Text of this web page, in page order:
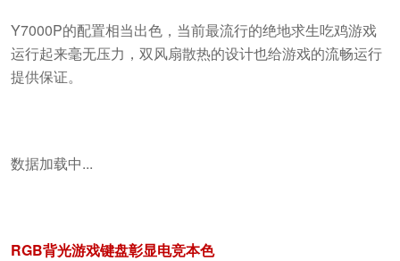
Y7000P的配置相当出色，当前最流行的绝地求生吃鸡游戏
运行起来毫无压力，双风扇散热的设计也给游戏的流畅运行
提供保证。
数据加载中...
RGB背光游戏键盘彰显电竞本色